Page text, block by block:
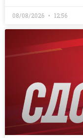
08/08/2026 12:56